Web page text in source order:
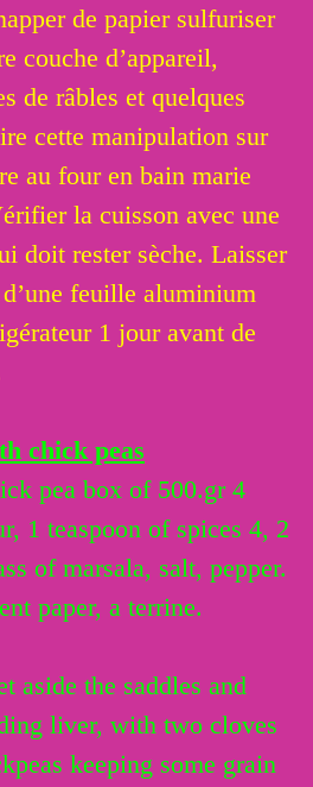
de papier sulfuriser
couche d’appareil,
de râbles et quelques
cette manipulation sur
au four en bain marie
la cuisson avec une
doit rester sèche. Laisser
feuille aluminium
1 jour avant de
chick peas
pea box of 500.gr 4
1 teaspoon of spices 4, 2
of marsala, salt, pepper.
paper, a terrine.
aside the saddles and
liver, with two cloves
keeping some grain